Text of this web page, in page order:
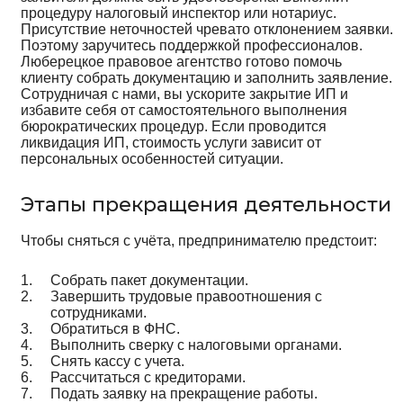
процедуру налоговый инспектор или нотариус.
Присутствие неточностей чревато отклонением заявки.
Поэтому заручитесь поддержкой профессионалов.
Люберецкое правовое агентство готово помочь
клиенту собрать документацию и заполнить заявление.
Сотрудничая с нами, вы ускорите закрытие ИП и
избавите себя от самостоятельного выполнения
бюрократических процедур. Если проводится
ликвидация ИП, стоимость услуги зависит от
персональных особенностей ситуации.
Этапы прекращения деятельности
Чтобы сняться с учёта, предпринимателю предстоит:
Собрать пакет документации.
Завершить трудовые правоотношения с
сотрудниками.
Обратиться в ФНС.
Выполнить сверку с налоговыми органами.
Снять кассу с учета.
Рассчитаться с кредиторами.
Подать заявку на прекращение работы.